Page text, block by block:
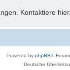
Kontaktiere
Powered by phpBB®
Deutsche